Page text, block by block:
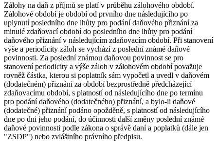
Zálohy na daň z příjmů se platí v průběhu zálohového období.
Zálohové období je období od prvního dne následujícího po
uplynutí posledního dne lhůty pro podání daňového přiznání za
minulé zdaňovací období do posledního dne lhůty pro podání
daňového přiznání v následujícím zdaňovacím období. Při stanovení
výše a periodicity záloh se vychází z poslední známé daňové
povinnosti. Za poslední známou daňovou povinnost se pro
stanovení periodicity a výše záloh v zálohovém období považuje
rovněž částka, kterou si poplatník sám vypočetl a uvedl v daňovém
(dodatečném) přiznání za období bezprostředně předcházející
zdaňovacímu období, s platností od následujícího dne po termínu
pro podání daňového (dodatečného) přiznání, a bylo-li daňové
(dodatečné) přiznání podáno opožděně, s platností od následujícího
dne po dni jeho podání, do účinnosti další změny poslední známé
daňové povinnosti podle zákona o správě daní a poplatků (dále jen
"ZSDP") nebo zvláštního právního předpisu.